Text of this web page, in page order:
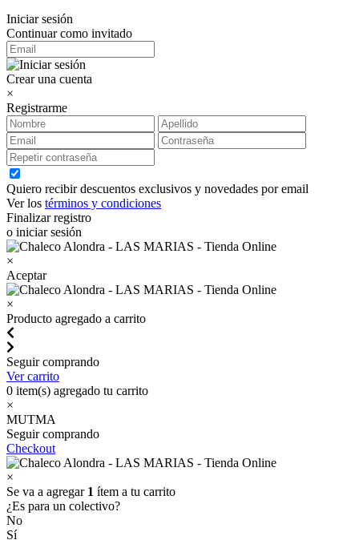
Iniciar sesión
Continuar como invitado
Crear una cuenta
×
Registrarme
Quiero recibir descuentos exclusivos y novedades por email
Ver los términos y condiciones
Finalizar registro
o iniciar sesión
×
Aceptar
×
Producto agregado a carrito
Seguir comprando
Ver carrito
0 item(s) agregado tu carrito
×
MUTMA
Seguir comprando
Checkout
×
Se va a agregar 1 ítem a tu carrito
¿Es para un colectivo?
No
Sí